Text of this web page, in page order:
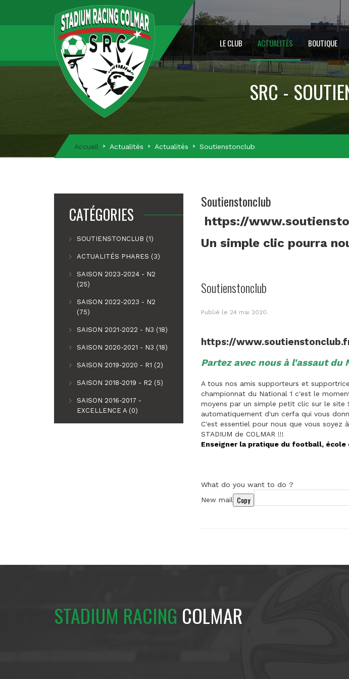
LE CLUB ACTUALITÉS BOUTIQUE
SRC -
Accueil Actualités Actualités Soutienstonclub
Soutienstonclub
https://
Un simple clic pourra
Soutienstonclub
Publié le 24 mai 2020.
https://
Partez avec nous à l'assaut du
A tous nos amis supporteurs et
championnat du National 1 c'est le
moyens par un simple petit clic sur le site
automatiquement d'un cerfa qui vous
C'est essentiel pour nous que vous soyez
STADIUM de COLMAR !!!
Enseigner la pratique du football,
What do you want to do ?
New mail
Copy
CATÉGORIES
SOUTIENSTONCLUB (1)
ACTUALITÉS PHARES (3)
SAISON 2023-2024 - N2
(25)
SAISON 2022-2023 - N2
(75)
SAISON 2021-2022 - N3 (18)
SAISON 2020-2021 - N3 (18)
SAISON 2019-2020 - R1 (2)
SAISON 2018-2019 - R2 (5)
SAISON 2016-2017 -
EXCELLENCE A (0)
STADIUM RACING COLMAR